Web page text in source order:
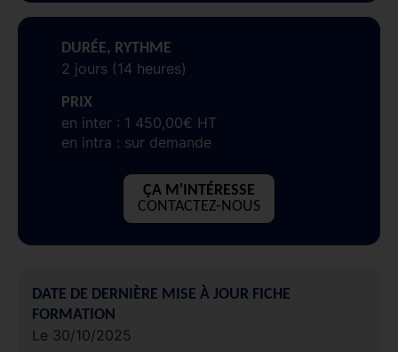
DURÉE, RYTHME
2 jours (14 heures)
PRIX
en inter : 1 450,00€ HT
en intra : sur demande
ÇA M'INTÉRESSE
CONTACTEZ-NOUS
DATE DE DERNIÈRE MISE À JOUR FICHE
FORMATION
Le 30/10/2025